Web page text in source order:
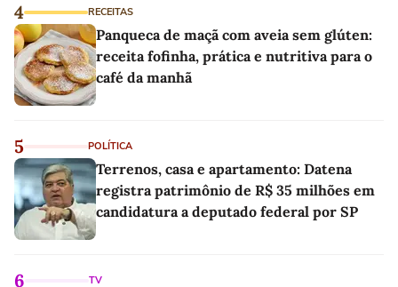
4 RECEITAS
Panqueca de maçã com aveia sem glúten:
receita fofinha, prática e nutritiva para o
café da manhã
5 POLÍTICA
Terrenos, casa e apartamento: Datena
registra patrimônio de R$ 35 milhões em
candidatura a deputado federal por SP
6 TV